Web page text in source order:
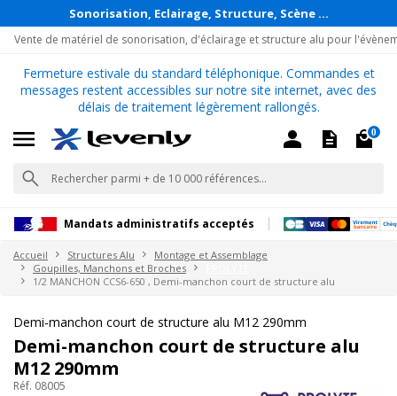
Sonorisation, Eclairage, Structure, Scène ...
Vente de matériel de sonorisation, d'éclairage et structure alu pour
Fermeture estivale du standard téléphonique. Commandes et
messages restent accessibles sur notre site internet, avec des
délais de traitement légèrement rallongés.
0
Mandats administratifs acceptés
Accueil Structures Alu
Montage et Assemblage
Goupilles, Manchons et Broches
1/2 MANCHON CCS6-650 , Demi-manchon court de structure alu
Demi-manchon court de structure alu M12 290mm
Demi-manchon court de structure alu
M12 290mm
Réf. 08005